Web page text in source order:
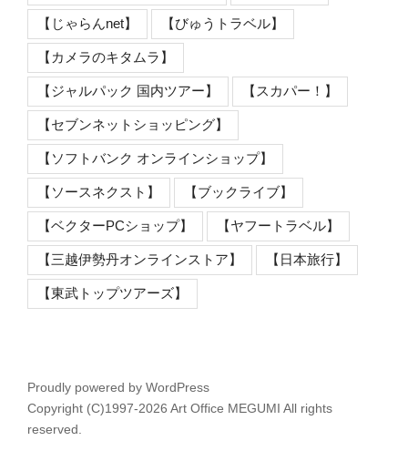
【じゃらんnet】 【びゅうトラベル】
【カメラのキタムラ】
【ジャルパック 国内ツアー】 【スカパー！】
【セブンネットショッピング】
【ソフトバンク オンラインショップ】
【ソースネクスト】 【ブックライブ】
【ベクターPCショップ】 【ヤフートラベル】
【三越伊勢丹オンラインストア】 【日本旅行】
【東武トップツアーズ】
Proudly powered by WordPress
Copyright (C)1997-2026 Art Office MEGUMI All rights
reserved.